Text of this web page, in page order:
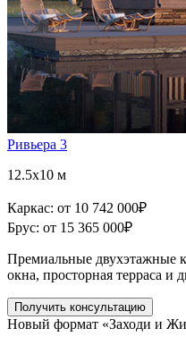
Ривьера 3
12.5x10 м
Каркас: от 10 742 000₽
Брус: от 15 365 000₽
Премиальные двухэтажные
окна, просторная терраса и
Получить консультацию
Новый формат «Заходи и